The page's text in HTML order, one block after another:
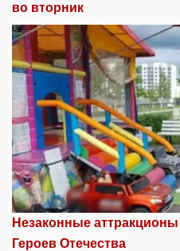
во вторник
Незаконные
Героев Отечества